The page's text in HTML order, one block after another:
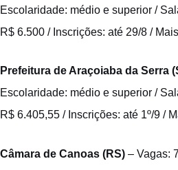
Escolaridade: médio e superior /
R$ 6.500 / Inscrições: até 29/8 /
Prefeitura de Araçoiaba da Serra
Escolaridade: médio e superior /
R$ 6.405,55 / Inscrições: até 1º/9 /
Câmara de Canoas (RS) – Vagas: